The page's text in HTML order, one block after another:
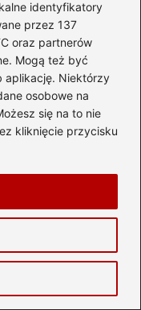
identyfikatory
przez 137
oraz partnerów
Mogą też być
aplikację. Niektórzy
osobowe na
się na to nie
kliknięcie przycisku
— miejsca, gdzie
na życie.
plaże, lokalne
wspomnieniem z
z wypoczynku,
inspiracjami na